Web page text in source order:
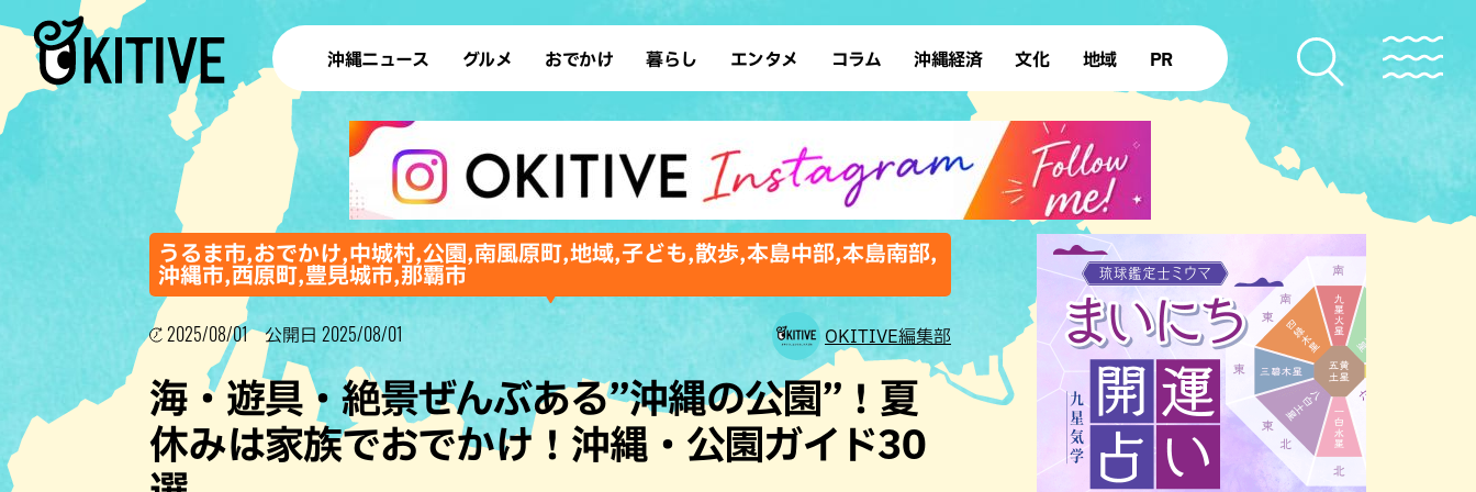
沖縄ニュース グルメ
ラーメン 沖縄そば
テイクアウト カフェ
すし・魚料理 和食・日本料理
沖縄料理 アジア・エスニック
その他の肉料理 居酒屋・バー
ブッフェ・バイキング スイーツ
おでかけ
デート ドライブ
散歩 ソロ活
歴史 体験
ホテル
沖縄の海
暮らし
レシピ SDGs
ファッション ローカルニュース
沖縄移住 沖縄旧暦行事
エンタメ
スポーツ 占い
タレント・芸人 テレビ
コラム 沖縄経済 文化
復帰50年
地域
本島北部 本島中部
本島南部 先島諸島
北部離島
PR
うるま市,おでかけ,中城村,公園,南風原町,地域,子ども,散歩,本島中部,本島南部,
沖縄市,西原町,豊見城市,那覇市
2025/08/01 公開日 2025/08/01 OKITIVE編集部
海・遊具・絶景ぜんぶある”沖縄の公園”！夏
休みは家族でおでかけ！沖縄・公園ガイド30